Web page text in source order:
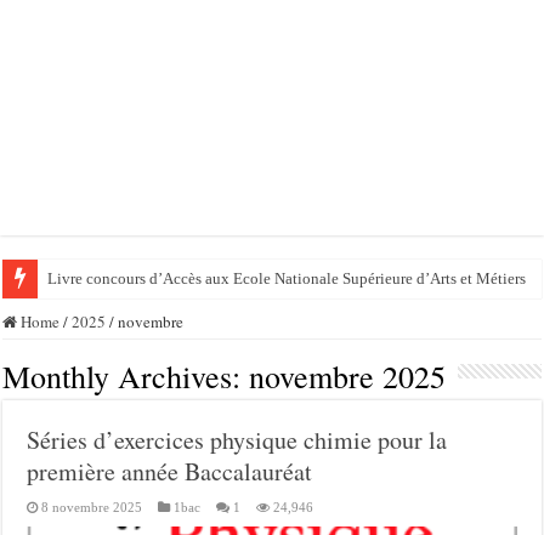
Livre concours d’Accès aux Ecole Nationale Supérieure d’Arts et Métiers
Home /2025 /novembre
Monthly Archives:novembre 2025
Séries d’exercices physique chimie pour la
première année Baccalauréat
8 novembre 2025 1bac 1 24,946